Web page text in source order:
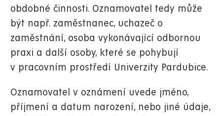
obdobné činnosti. Oznamovatel tedy může
být např. zaměstnanec, uchazeč o
zaměstnání, osoba vykonávající odbornou
praxi a další osoby, které se pohybují
v pracovním prostředí Univerzity Pardubice.
Oznamovatel v oznámení uvede jméno,
příjmení a datum narození, nebo jiné údaje,